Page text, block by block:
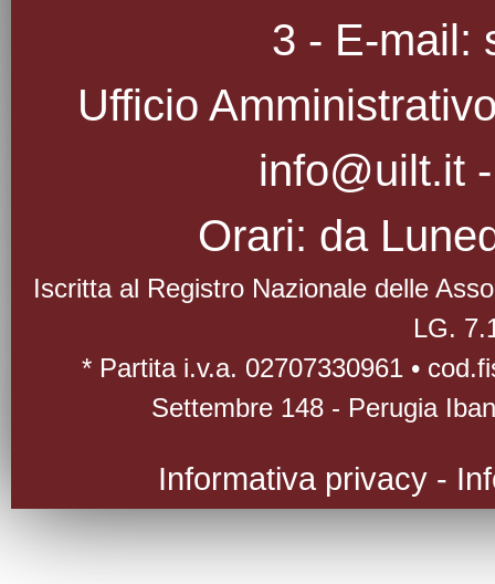
3 - E-mail:
Ufficio
info@uilt.it
Orari: da
Iscritta al Registro Nazionale delle
LG.
* Partita i.v.a. 02707330961 •
Settembre 148 - Perugia
Informativa privacy -